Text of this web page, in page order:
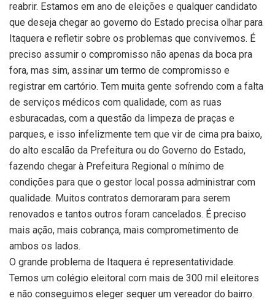
reabrir. Estamos em ano de eleições e qualquer candidato
que deseja chegar ao governo do Estado precisa olhar para
Itaquera e refletir sobre os problemas que convivemos. É
preciso assumir o compromisso não apenas da boca pra
fora, mas sim, assinar um termo de compromisso e
registrar em cartório. Tem muita gente sofrendo com a falta
de serviços médicos com qualidade, com as ruas
esburacadas, com a questão da limpeza de praças e
parques, e isso infelizmente tem que vir de cima pra baixo,
do alto escalão da Prefeitura ou do Governo do Estado,
fazendo chegar à Prefeitura Regional o mínimo de
condições para que o gestor local possa administrar com
qualidade. Muitos contratos demoraram para serem
renovados e tantos outros foram cancelados. É preciso
mais ação, mais cobrança, mais comprometimento de
ambos os lados.
O grande problema de Itaquera é representatividade.
Temos um colégio eleitoral com mais de 300 mil eleitores
e não conseguimos eleger sequer um vereador do bairro.